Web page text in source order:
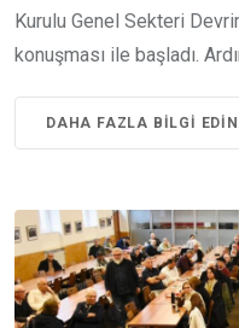
Kurulu Genel Sekteri
konuşması ile başladı.
DAHA FAZLA BILGI